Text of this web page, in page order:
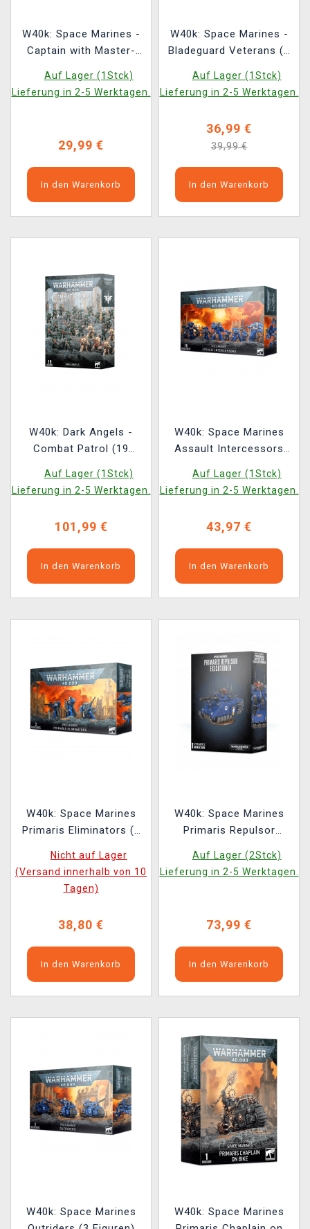
W40k: Space Marines -
Captain with Master-
(1 Figur)
Auf Lager (1Stck)
Lieferung in 2-5 Werktagen.
29,99 €
In den Warenkorb
W40k: Space Marines -
Bladeguard Veterans (3
Auf Lager (1Stck)
Lieferung in 2-5 Werktagen.
36,99 €
39,99 €
In den Warenkorb
W40k: Dark Angels -
Combat Patrol (19
Auf Lager (1Stck)
Lieferung in 2-5 Werktagen.
101,99 €
In den Warenkorb
W40k: Space Marines
Assault Intercessors
Auf Lager (1Stck)
Lieferung in 2-5 Werktagen.
43,97 €
In den Warenkorb
W40k: Space Marines
Primaris Eliminators (3
Nicht auf Lager
(Versand innerhalb von 10
Tagen)
38,80 €
In den Warenkorb
W40k: Space Marines
Primaris Repulsor
Auf Lager (2Stck)
Lieferung in 2-5 Werktagen.
73,99 €
In den Warenkorb
W40k: Space Marines
W40k: Space Marines